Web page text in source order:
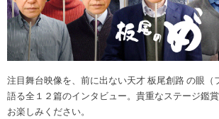
注目舞台映像を、前に出ない天才 板尾創路 の眼（
語る全１２篇のインタビュー。貴重なステージ鑑
お楽しみください。